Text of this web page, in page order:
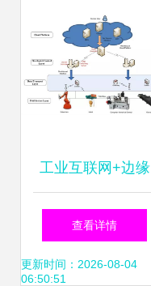
工业互联网+边缘
计算的相关研究进
展新观察 赋能互联
查看详情
更新时间：2026-08-04
06:50:51